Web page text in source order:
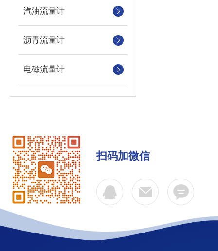
汽油流量计
沥青流量计
电磁流量计
扫码加微信